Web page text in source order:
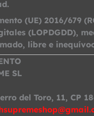
(UE) 2016/679
(LOPDGDD),
libre e
SL
del Toro, 11, CP